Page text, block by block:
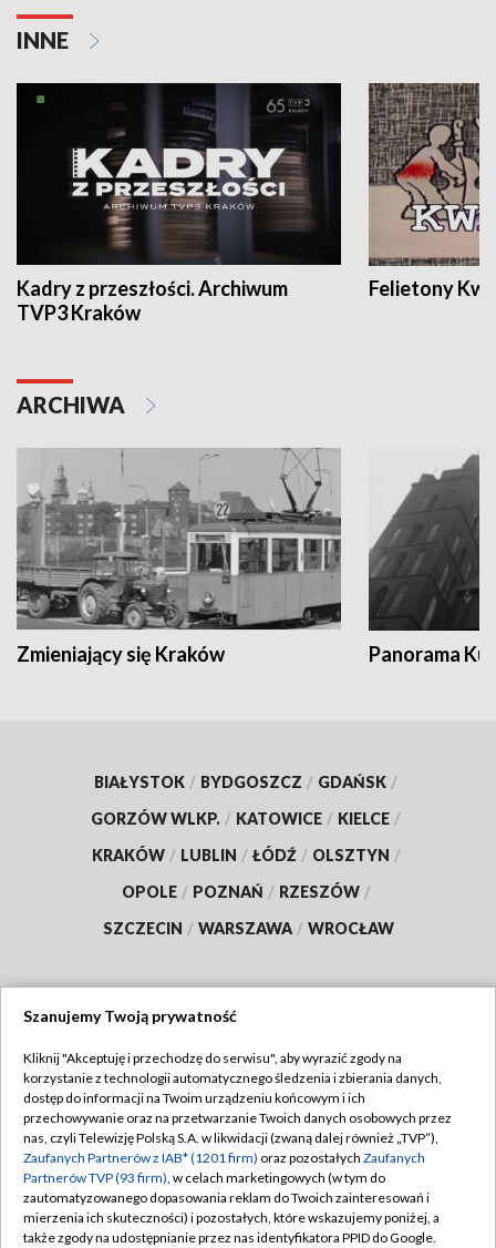
INNE
Kadry z przeszłości. Archiwum
TVP3 Kraków
Felietony
ARCHIWA
Zmieniający się Kraków Panorama
BIAŁYSTOK / BYDGOSZCZ / GDAŃSK /
GORZÓW WLKP. / KATOWICE / KIELCE /
KRAKÓW / LUBLIN / ŁÓDŹ / OLSZTYN /
OPOLE / POZNAŃ / RZESZÓW /
SZCZECIN / WARSZAWA / WROCŁAW
TVP
Abonament TVP
Emisja w TVP
Centrum informacji TVP
Naziemna Telewizja Cyfrowa
Regulamin TVP
Polityka prywatności
Moje zgody
Pomoc
Szanujemy Twoją prywatność
Kliknij "Akceptuję i przechodzę do serwisu", aby wyrazić zgody na
korzystanie z technologii automatycznego śledzenia i zbierania danych,
dostęp do informacji na Twoim urządzeniu końcowym i ich
przechowywanie oraz na przetwarzanie Twoich danych osobowych przez
nas, czyli Telewizję Polską S.A. w likwidacji (zwaną dalej również „TVP”),
Zaufanych Partnerów z IAB* (1201 firm) oraz pozostałych Zaufanych
Partnerów TVP (93 firm), w celach marketingowych (w tym do
zautomatyzowanego dopasowania reklam do Twoich zainteresowań i
mierzenia ich skuteczności) i pozostałych, które wskazujemy poniżej, a
także zgody na udostępnianie przez nas identyfikatora PPID do Google.